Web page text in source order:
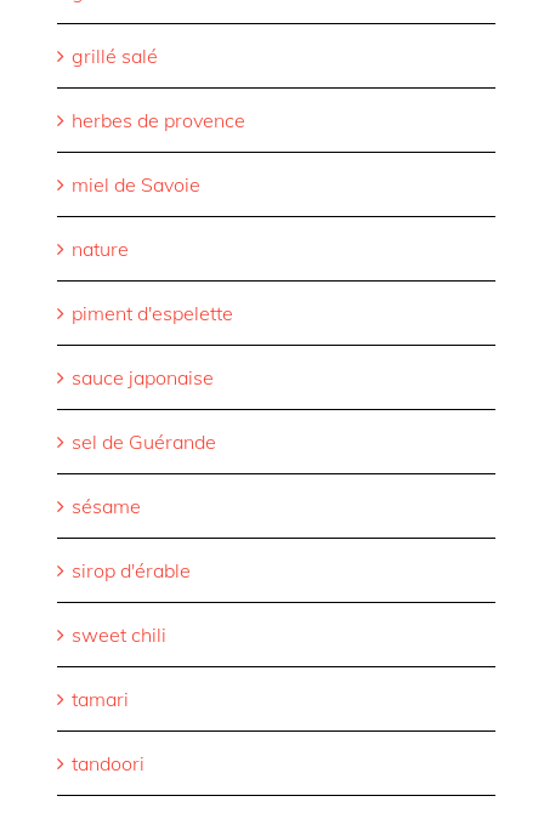
grillé salé
herbes de provence
miel de Savoie
nature
piment d'espelette
sauce japonaise
sel de Guérande
sésame
sirop d'érable
sweet chili
tamari
tandoori